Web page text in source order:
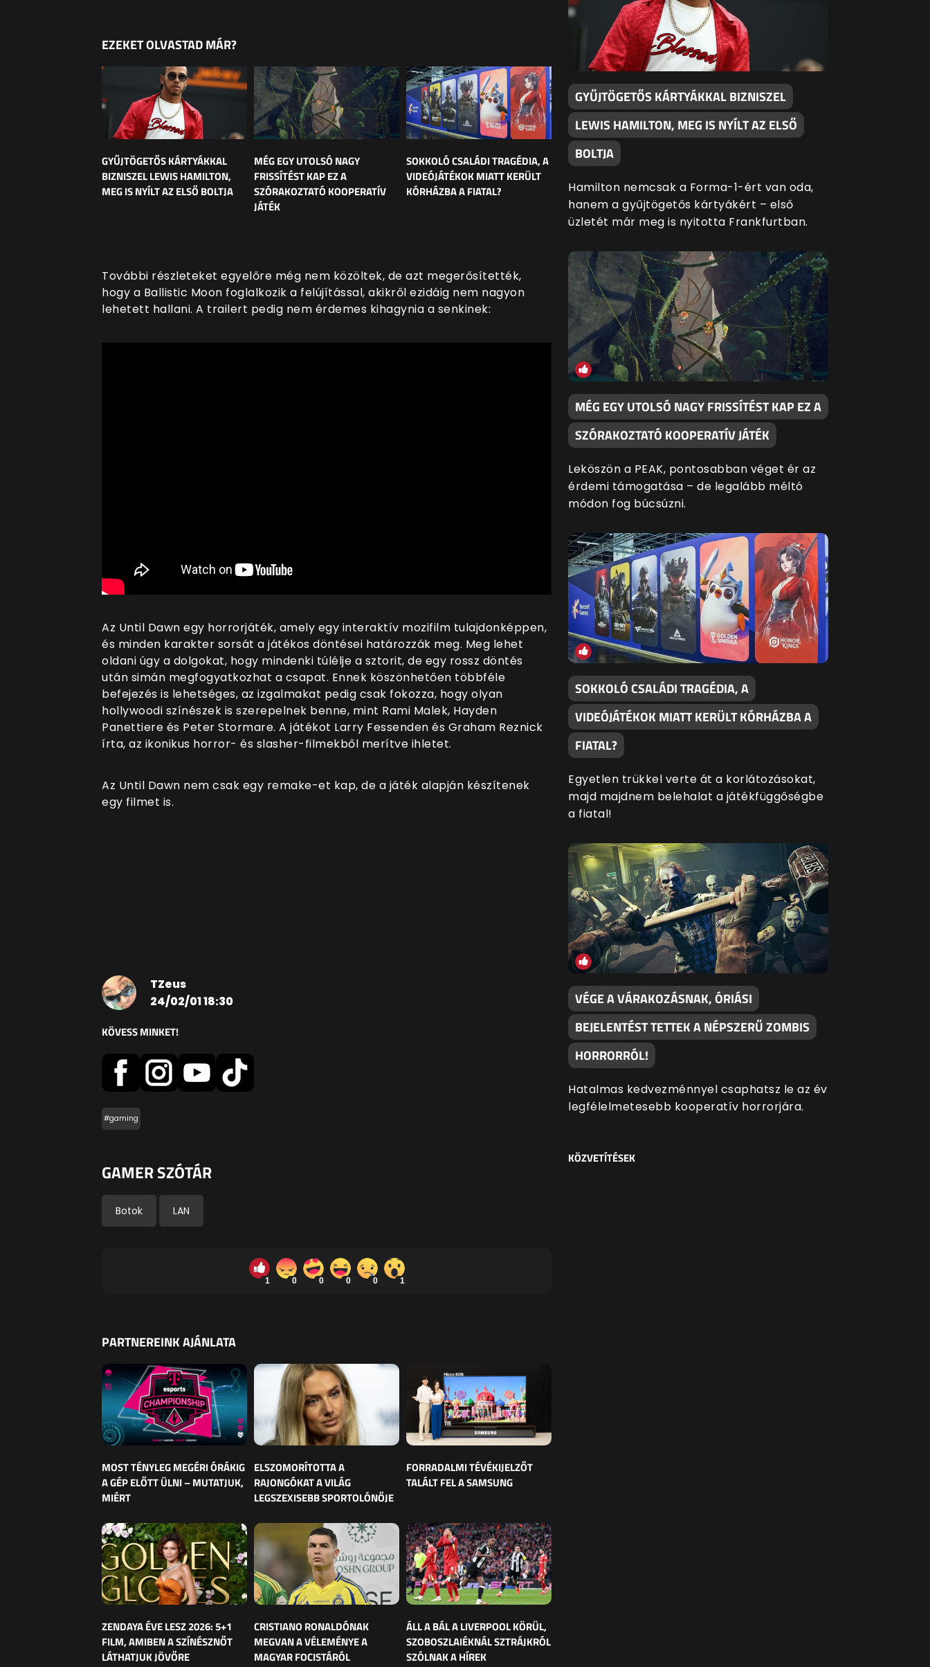
EZEKET OLVASTAD MÁR?
GYŰJTÖGETŐS KÁRTYÁKKAL
BIZNISZEL LEWIS HAMILTON,
MEG IS NYÍLT AZ ELSŐ BOLTJA
MÉG EGY UTOLSÓ NAGY
FRISSÍTÉST KAP EZ A
SZÓRAKOZTATÓ KOOPERATÍV
JÁTÉK
SOKKOLÓ CSALÁDI TRAGÉDIA, A
VIDEÓJÁTÉKOK MIATT KERÜLT
KÓRHÁZBA A FIATAL?
További részleteket egyelőre még nem közöltek, de azt megerősítették,
hogy a Ballistic Moon foglalkozik a felújítással, akikről ezidáig nem nagyon
lehetett hallani. A trailert pedig nem érdemes kihagynia a senkinek:
Az Until Dawn egy horrorjáték, amely egy interaktív mozifilm tulajdonképpen,
és minden karakter sorsát a játékos döntései határozzák meg. Meg lehet
oldani úgy a dolgokat, hogy mindenki túlélje a sztorit, de egy rossz döntés
után simán megfogyatkozhat a csapat. Ennek köszönhetően többféle
befejezés is lehetséges, az izgalmakat pedig csak fokozza, hogy olyan
hollywoodi színészek is szerepelnek benne, mint Rami Malek, Hayden
Panettiere és Peter Stormare. A játékot Larry Fessenden és Graham Reznick
írta, az ikonikus horror- és slasher-filmekből merítve ihletet.
Az Until Dawn nem csak egy remake-et kap, de a játék alapján készítenek
egy filmet is.
TZeus
24/02/01 18:30
KÖVESS MINKET!
#gaming
GAMER SZÓTÁR
Botok LAN
1 0 0 0 0 1
PARTNEREINK AJÁNLATA
MOST TÉNYLEG MEGÉRI ÓRÁKIG
A GÉP ELŐTT ÜLNI – MUTATJUK,
MIÉRT
ELSZOMORÍTOTTA A
RAJONGÓKAT A VILÁG
LEGSZEXISEBB SPORTOLÓNŐJE
FORRADALMI TÉVÉKIJELZŐT
TALÁLT FEL A SAMSUNG
ZENDAYA ÉVE LESZ 2026: 5+1
FILM, AMIBEN A SZÍNÉSZNŐT
LÁTHATJUK JÖVŐRE
CRISTIANO RONALDÓNAK
MEGVAN A VÉLEMÉNYE A
MAGYAR FOCISTÁRÓL
ÁLL A BÁL A LIVERPOOL KÖRÜL,
SZOBOSZLAIÉKNÁL SZTRÁJKRÓL
SZÓLNAK A HÍREK
GYŰJTÖGETŐS KÁRTYÁKKAL BIZNISZEL
LEWIS HAMILTON, MEG IS NYÍLT AZ ELSŐ
BOLTJA
Hamilton nemcsak a Forma-1-ért van oda,
hanem a gyűjtögetős kártyákért – első
üzletét már meg is nyitotta Frankfurtban.
MÉG EGY UTOLSÓ NAGY FRISSÍTÉST KAP EZ A
SZÓRAKOZTATÓ KOOPERATÍV JÁTÉK
Leköszön a PEAK, pontosabban véget ér az
érdemi támogatása – de legalább méltó
módon fog búcsúzni.
SOKKOLÓ CSALÁDI TRAGÉDIA, A
VIDEÓJÁTÉKOK MIATT KERÜLT KÓRHÁZBA A
FIATAL?
Egyetlen trükkel verte át a korlátozásokat,
majd majdnem belehalat a játékfüggőségbe
a fiatal!
VÉGE A VÁRAKOZÁSNAK, ÓRIÁSI
BEJELENTÉST TETTEK A NÉPSZERŰ ZOMBIS
HORRORRÓL!
Hatalmas kedvezménnyel csaphatsz le az év
legfélelmetesebb kooperatív horrorjára.
KÖZVETÍTÉSEK